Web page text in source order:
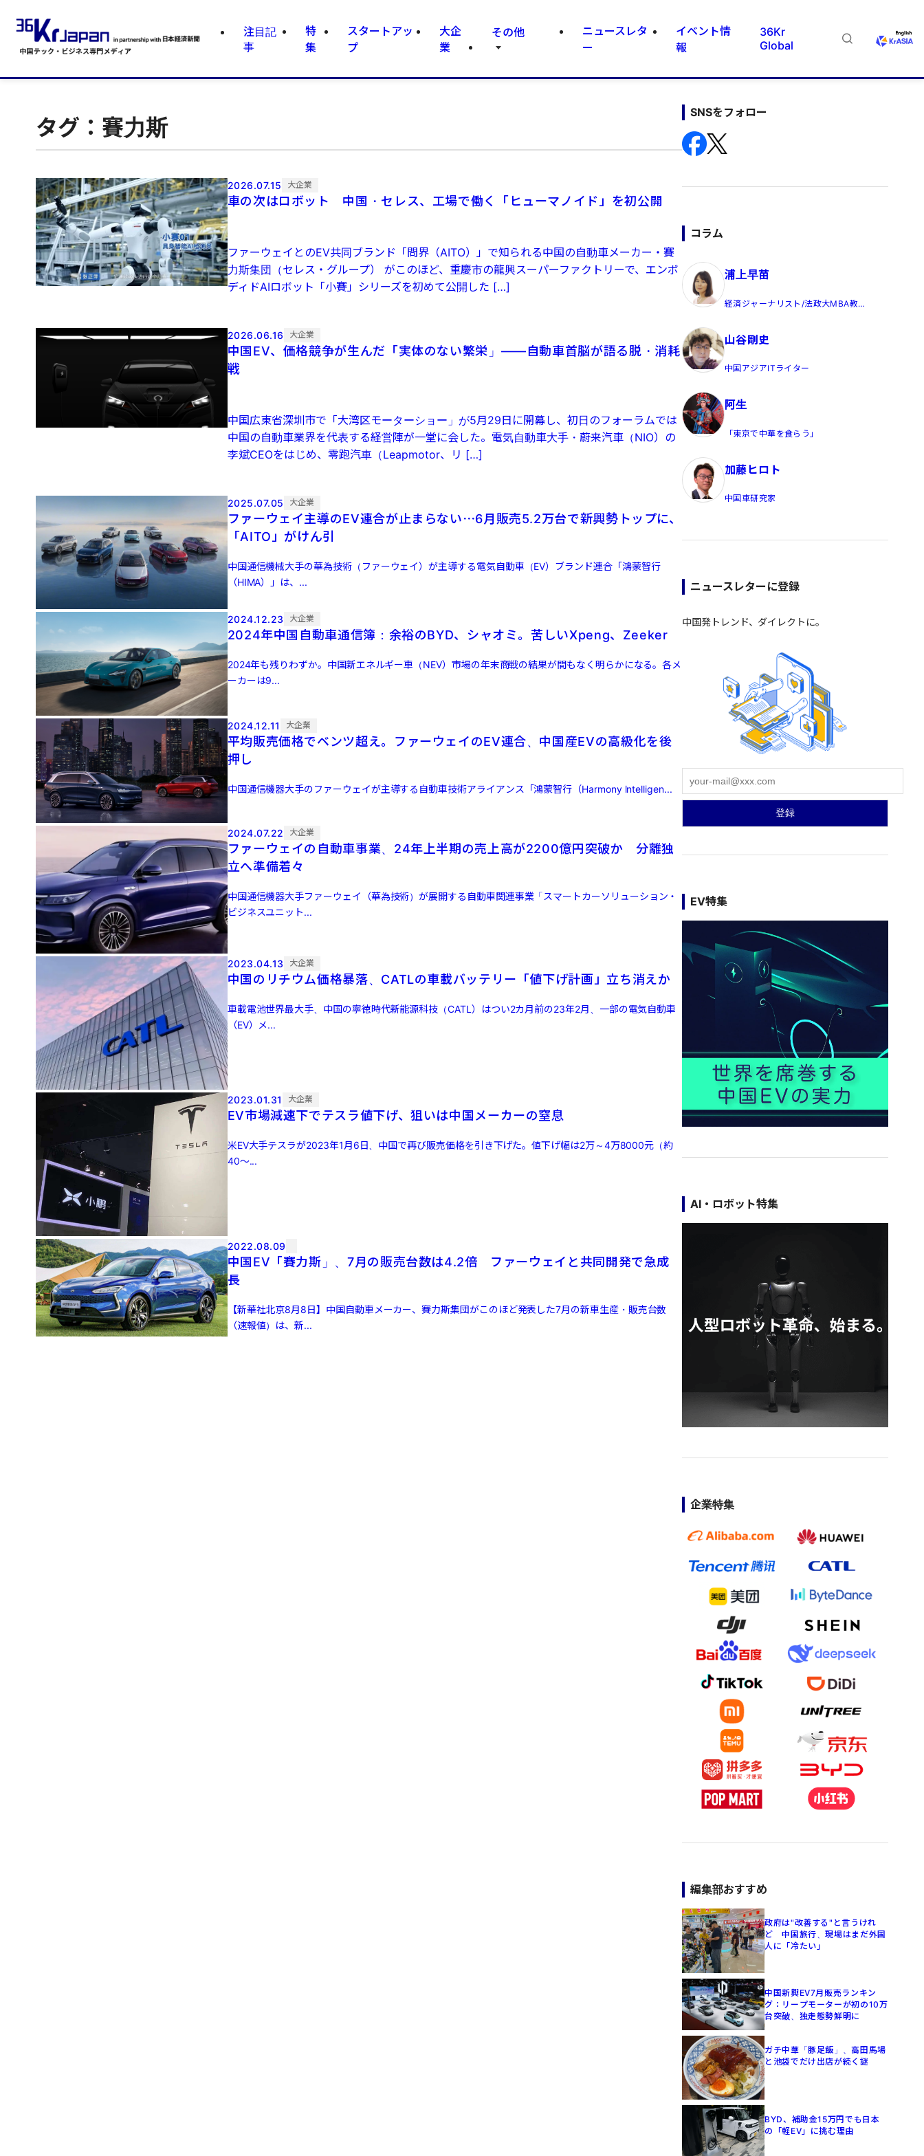
注目記
事
特
集
スタートアッ
プ
大企
業
その他
ニュースレタ
ー
イベント情
報
36Kr
Global
タグ：賽力斯
2026.07.15 大企業
車の次はロボット 中国・セレス、工場で働く「ヒューマノイド」を初公開
ファーウェイとのEV共同ブランド「問界（AITO）」で知られる中国の自動車メーカー・賽
力斯集団（セレス・グループ） がこのほど、重慶市の龍興スーパーファクトリーで、エンボ
ディドAIロボット「小賽」シリーズを初めて公開した […]
2026.06.16 大企業
中国EV、価格競争が生んだ「実体のない繁栄」——自動車首脳が語る脱・消耗
戦
中国広東省深圳市で「大湾区モーターショー」が5月29日に開幕し、初日のフォーラムでは
中国の自動車業界を代表する経営陣が一堂に会した。電気自動車大手・蔚来汽車（NIO）の
李斌CEOをはじめ、零跑汽車（Leapmotor、リ […]
2025.07.05 大企業
ファーウェイ主導のEV連合が止まらない⋯6月販売5.2万台で新興勢トップに、
「AITO」がけん引
中国通信機械大手の華為技術（ファーウェイ）が主導する電気自動車（EV）ブランド連合「鴻蒙智行
（HIMA）」は、...
2024.12.23 大企業
2024年中国自動車通信簿：余裕のBYD、シャオミ。苦しいXpeng、Zeeker
2024年も残りわずか。中国新エネルギー車（NEV）市場の年末商戦の結果が間もなく明らかになる。各メ
ーカーは9...
2024.12.11 大企業
平均販売価格でベンツ超え。ファーウェイのEV連合、中国産EVの高級化を後
押し
中国通信機器大手のファーウェイが主導する自動車技術アライアンス「鴻蒙智行（Harmony lntelligen...
2024.07.22 大企業
ファーウェイの自動車事業、24年上半期の売上高が2200億円突破か 分離独
立へ準備着々
中国通信機器大手ファーウェイ（華為技術）が展開する自動車関連事業「スマートカーソリューション・
ビジネスユニット...
2023.04.13 大企業
中国のリチウム価格暴落、CATLの車載バッテリー「値下げ計画」立ち消えか
車載電池世界最大手、中国の寧徳時代新能源科技（CATL）はつい2カ月前の23年2月、一部の電気自動車
（EV）メ...
2023.01.31 大企業
EV市場減速下でテスラ値下げ、狙いは中国メーカーの窒息
米EV大手テスラが2023年1月6日、中国で再び販売価格を引き下げた。値下げ幅は2万～4万8000元（約
40～...
2022.08.09
中国EV「賽力斯」、7月の販売台数は4.2倍 ファーウェイと共同開発で急成
長
【新華社北京8月8日】中国自動車メーカー、賽力斯集団がこのほど発表した7月の新車生産・販売台数
（速報値）は、新...
SNSをフォロー
コラム
浦上早苗
経済ジャーナリスト/法政大MBA教
山谷剛史
中国アジアITライター
阿生
「東京で中華を食らう」
加藤ヒロト
中国車研究家
ニュースレターに登録
中国発トレンド、ダイレクトに。
EV特集
AI・ロボット特集
企業特集
編集部おすすめ
政府は"改善する"と言うけれ
ど 中国旅行、現場はまだ外国
人に「冷たい」
中国新興EV7月販売ランキン
グ：リープモーターが初の10万
台突破、独走態勢鮮明に
ガチ中華「豚足飯」、高田馬場
と池袋でだけ出店が続く謎
BYD、補助金15万円でも日本
の「軽EV」に挑む理由